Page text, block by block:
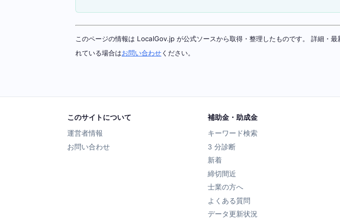
このページの情報は LocalGov.jp が公式ソースから取得・整理したものです。 詳細・
れている場合はお問い合わせください。
このサイトについて
運営者情報
お問い合わせ
補助金・助成金
キーワード検索
3 分診断
新着
締切間近
士業の方へ
よくある質問
データ更新状況